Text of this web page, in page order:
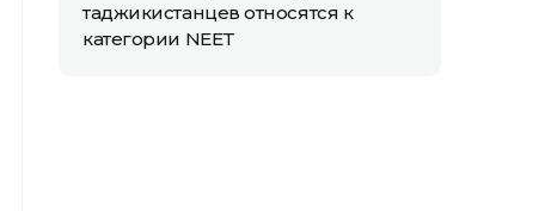
таджикистанцев относятся к
категории NEET